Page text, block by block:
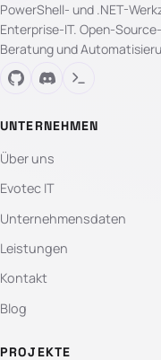
PowerShell- und .NET-
Enterprise-IT. Open-
Beratung und
UNTERNEHMEN
Über uns
Evotec IT
Unternehmensdaten
Leistungen
Kontakt
Blog
PROJEKTE